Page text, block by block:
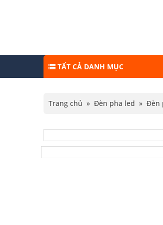
TẤT CẢ DANH MỤC
Trang chủ » Đèn pha led » Đèn